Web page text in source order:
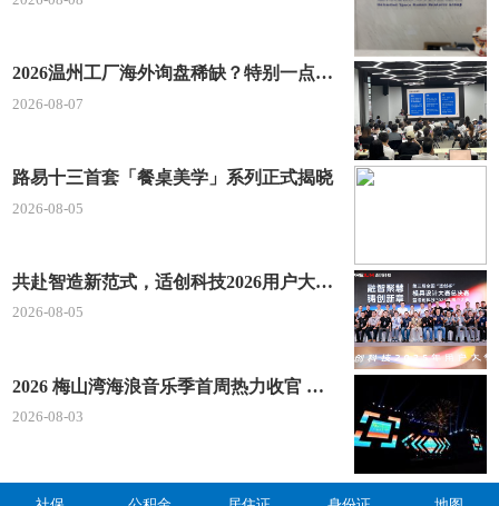
2026温州工厂海外询盘稀缺？特别一点AI 短视频引流 + 麦穗智能获客谷歌定制独立站双渠道拓客！
2026-08-07
路易十三首套「餐桌美学」系列正式揭晓
2026-08-05
共赴智造新范式，适创科技2026用户大会将于深圳启幕
2026-08-05
2026 梅山湾海浪音乐季首周热力收官 文体旅深度融合点燃滨海夏日经济
2026-08-03